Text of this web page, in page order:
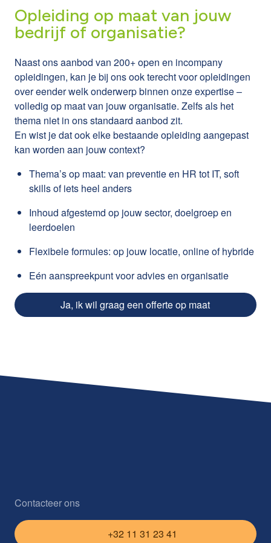
Opleiding op maat van jouw
bedrijf of organisatie?
Naast ons aanbod van 200+ open en incompany
opleidingen, kan je bij ons ook terecht voor opleidingen
over eender welk onderwerp binnen onze expertise –
volledig op maat van jouw organisatie. Zelfs als het
thema niet in ons standaard aanbod zit.
En wist je dat ook elke bestaande opleiding aangepast
kan worden aan jouw context?
Thema’s op maat: van preventie en HR tot IT, soft
skills of iets heel anders
Inhoud afgestemd op jouw sector, doelgroep en
leerdoelen
Flexibele formules: op jouw locatie, online of hybride
Eén aanspreekpunt voor advies en organisatie
Ja, ik wil graag een offerte op maat
Contacteer ons
+32 11 31 23 41